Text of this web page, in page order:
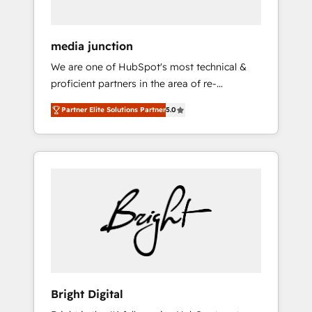
media junction
We are one of HubSpot's most technical &
proficient partners in the area of re-
platforming, website design & development.
We specialize in multi-hub implementations
for mid-market & enterprise companies. We
are woman-owned, powered by coffee, and
Impact Award 🏆2022 Technical Expertise
Impact Award 🏆2022 Platform Migration
Excellence Impact Award 🏆2020 Elite
Solutions Partner 🏆2019 Integrations
Website Design HubSpot Impact Award 🏆
Partner Elite Solutions Partner5.0
Bright Digital